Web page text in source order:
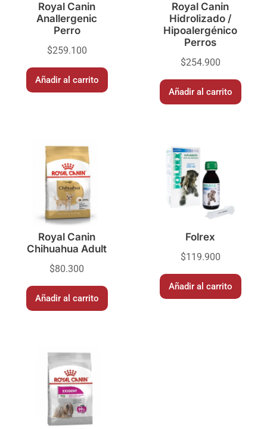
Royal Canin
Anallergenic
Perro
$259.100
Añadir al carrito
Royal Canin
Hidrolizado /
Hipoalergénico
Perros
$254.900
Añadir al carrito
Royal Canin
Chihuahua Adult
$80.300
Añadir al carrito
Folrex
$119.900
Añadir al carrito